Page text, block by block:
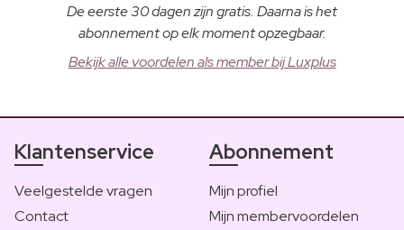
De eerste 30 dagen zijn gratis. Daarna is het
abonnement op elk moment opzegbaar.
Bekijk alle voordelen als member bij Luxplus
Klantenservice
Veelgestelde vragen
Contact
Abonnement
Mijn profiel
Mijn membervoordelen